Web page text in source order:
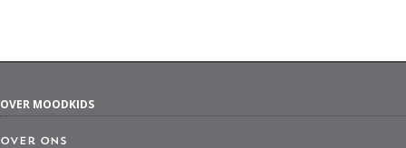
OVER MOODKIDS
Over ons